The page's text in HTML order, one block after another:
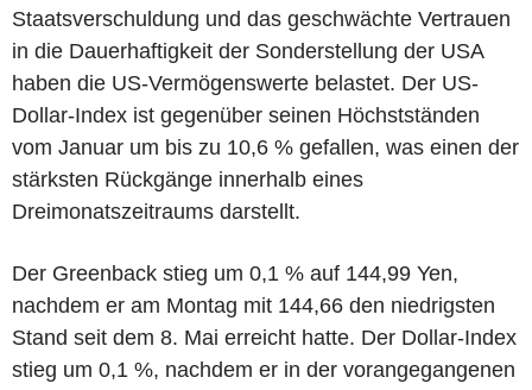
Staatsverschuldung und das geschwächte Vertrauen
in die Dauerhaftigkeit der Sonderstellung der USA
haben die US-Vermögenswerte belastet. Der US-
Dollar-Index ist gegenüber seinen Höchstständen
vom Januar um bis zu 10,6 % gefallen, was einen der
stärksten Rückgänge innerhalb eines
Dreimonatszeitraums darstellt.
Der Greenback stieg um 0,1 % auf 144,99 Yen,
nachdem er am Montag mit 144,66 den niedrigsten
Stand seit dem 8. Mai erreicht hatte. Der Dollar-Index
stieg um 0,1 %, nachdem er in der vorangegangenen